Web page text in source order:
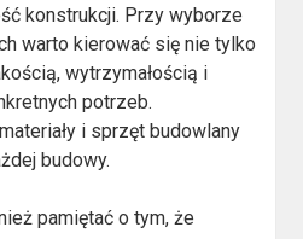
konstrukcji. Przy wyborze
warto kierować się nie tylko
wytrzymałością i
potrzeb.
i sprzęt budowlany
budowy.
pamiętać o tym, że